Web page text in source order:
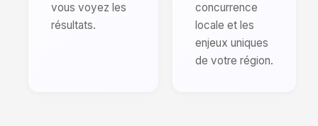
vous voyez les
résultats.
concurrence
locale et les
enjeux uniques
de votre région.